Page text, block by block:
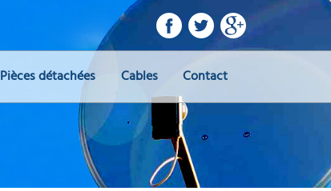
Pièces détachées Cables Contact